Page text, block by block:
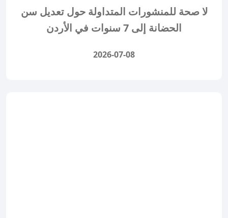
لا صحة للمنشورات المتداولة حول تعديل سن
الحضانة إلى 7 سنوات في الأردن
2026-07-08